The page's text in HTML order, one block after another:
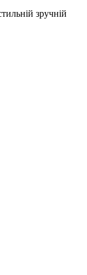
зручній